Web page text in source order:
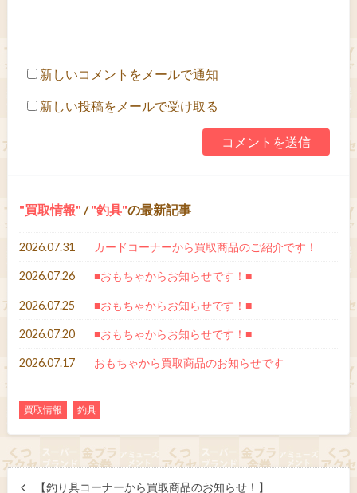
新しいコメントをメールで通知
新しい投稿をメールで受け取る
買取情報 / 釣具 の最新記事
2026.07.31 カードコーナーから買取商品のご紹介です！
2026.07.26 ■おもちゃからお知らせです！■
2026.07.25 ■おもちゃからお知らせです！■
2026.07.20 ■おもちゃからお知らせです！■
2026.07.17 おもちゃから買取商品のお知らせです
買取情報 釣具
【釣り具コーナーから買取商品のお知らせ！】